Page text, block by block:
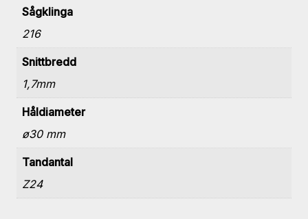
Sågklinga
216
Snittbredd
1,7mm
Håldiameter
ø30 mm
Tandantal
Z24